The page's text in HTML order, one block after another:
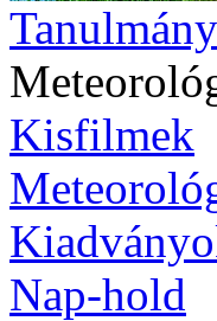
Kisfilmek
Nap-hold